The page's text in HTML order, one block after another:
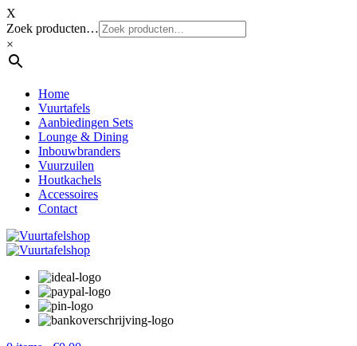
X
Zoek producten…
×
Home
Vuurtafels
Aanbiedingen Sets
Lounge & Dining
Inbouwbranders
Vuurzuilen
Houtkachels
Accessoires
Contact